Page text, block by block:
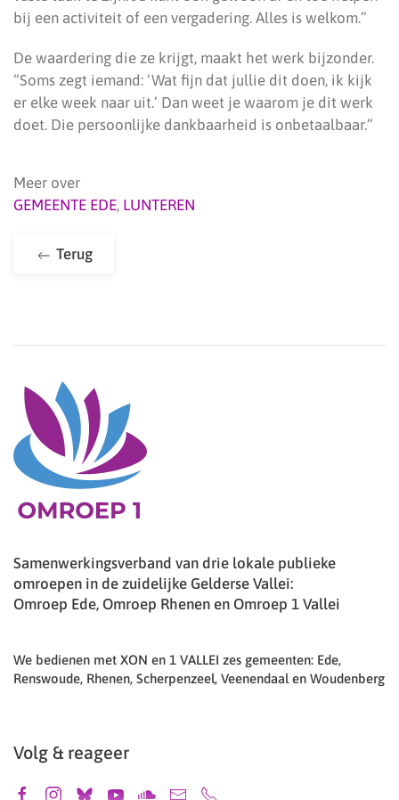
bij een activiteit of een vergadering. Alles is welkom.”
De waardering die ze krijgt, maakt het werk bijzonder.
“Soms zegt iemand: ‘Wat fijn dat jullie dit doen, ik kijk
er elke week naar uit.’ Dan weet je waarom je dit werk
doet. Die persoonlijke dankbaarheid is onbetaalbaar.”
Meer over
GEMEENTE EDE, LUNTEREN
Terug
Samenwerkingsverband van drie lokale publieke
omroepen in de zuidelijke Gelderse Vallei:
Omroep Ede, Omroep Rhenen en Omroep 1 Vallei
We bedienen met XON en 1 VALLEI zes gemeenten: Ede,
Renswoude, Rhenen, Scherpenzeel, Veenendaal en Woudenberg
Volg & reageer